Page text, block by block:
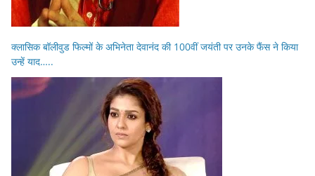
क्लासिक बॉलीवुड फिल्मों के अभिनेता देवानंद की 100वीं जयंती पर उनके फैंस ने किया
उन्हें याद…..